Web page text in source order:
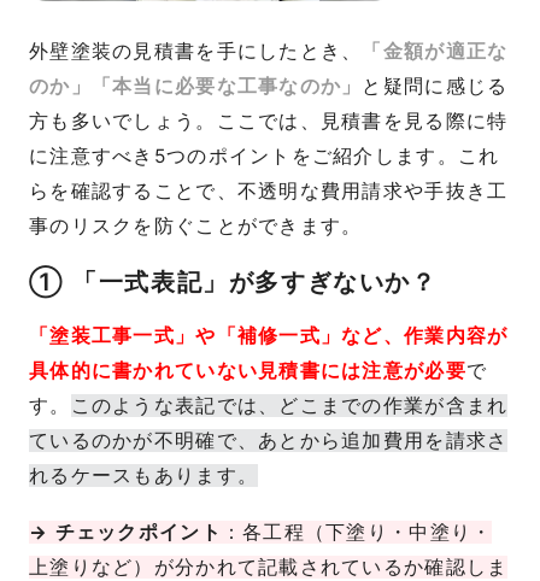
外壁塗装の見積書を手にしたとき、
「金額が適正な
のか」「本当に必要な工事なのか」 と疑問に感じる
方も多いでしょう。ここでは、見積書を見る際に特
に注意すべき5つのポイントをご紹介します。これ
らを確認することで、不透明な費用請求や手抜き工
事のリスクを防ぐことができます。
① 「一式表記」が多すぎないか？
「塗装工事一式」や「補修一式」など、作業内容が
具体的に書かれていない見積書には注意が必要で
す。
このような表記では、どこまでの作業が含まれ
ているのかが不明確で、あとから追加費用を請求さ
れるケースもあります。
→ チェックポイント ：各工程（下塗り・中塗り・
上塗りなど）が分かれて記載されているか確認しま